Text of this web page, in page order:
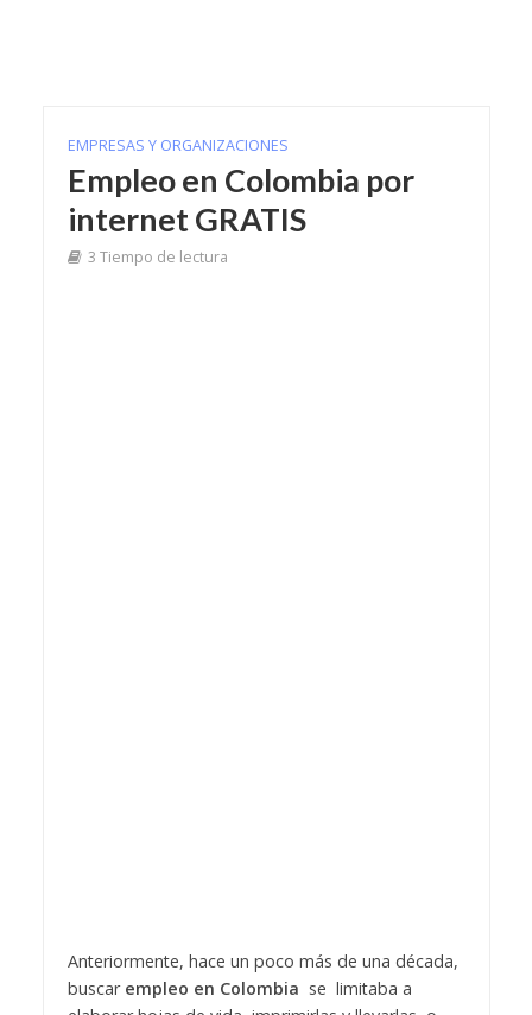
EMPRESAS Y ORGANIZACIONES
Empleo en Colombia por
internet GRATIS
3 Tiempo de lectura
Anteriormente, hace un poco más de una década,
buscar empleo en Colombia se limitaba a